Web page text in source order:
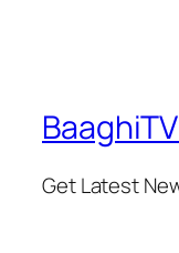
Get Latest